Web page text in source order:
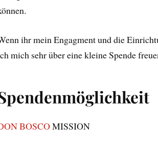
ihr mein Engagment und die
mich sehr über eine kleine Spende
BOSCOMISSION